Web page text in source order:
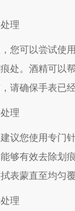
理
可以尝试使用
处。酒精可以
请确保手表已
理
您使用专门针
够有效去除划
表蒙直至均匀
理